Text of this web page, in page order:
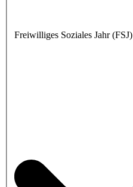
Freiwilliges Soziales Jahr (FSJ)